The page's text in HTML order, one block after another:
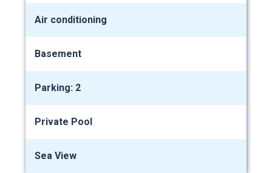
Air conditioning
Basement
Parking: 2
Private Pool
Sea View